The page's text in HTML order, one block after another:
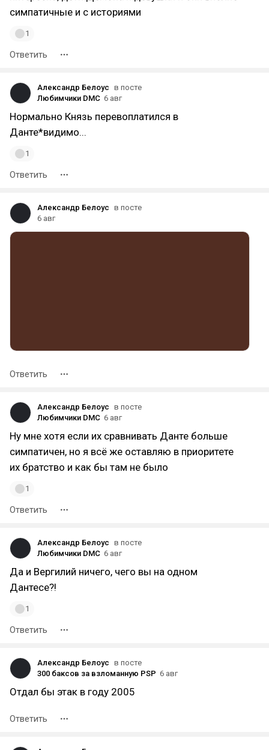
симпатичные и с историями
1
Ответить
Александр Белоус в посте
Любимчики DMC 6 авг
Нормально Князь перевоплатился в
Данте*видимо...
1
Ответить
Александр Белоус в посте
6 авг
Ответить
Александр Белоус в посте
Любимчики DMC 6 авг
Ну мне хотя если их сравнивать Данте больше
симпатичен, но я всё же оставляю в приоритете
их братство и как бы там не было
1
Ответить
Александр Белоус в посте
Любимчики DMC 6 авг
Да и Вергилий ничего, чего вы на одном
Дантесе?!
1
Ответить
Александр Белоус в посте
300 баксов за взломанную PSP 6 авг
Отдал бы этак в году 2005
Ответить